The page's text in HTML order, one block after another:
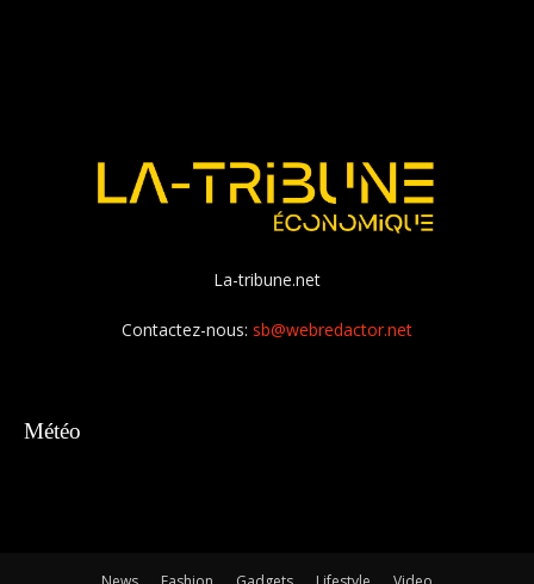
La-tribune.net
Contactez-nous: sb@webredactor.net
Météo